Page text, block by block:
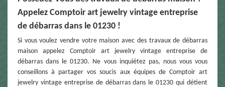
Appelez Comptoir art jewelry vintage entreprise
de débarras dans le 01230 !
Si vous voulez vendre votre maison avec des travaux de débarras
maison appelez Comptoir art jewelry vintage entreprise de
débarras dans le 01230. Ne vous inquiétez pas, nous vous vous
conseillons à partager vos soucis aux équipes de Comptoir art
jewelry vintage entreprise de débarras dans le 01230 qui détient